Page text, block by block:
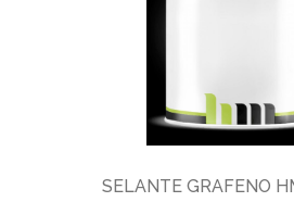
SELANTE GRAFENO